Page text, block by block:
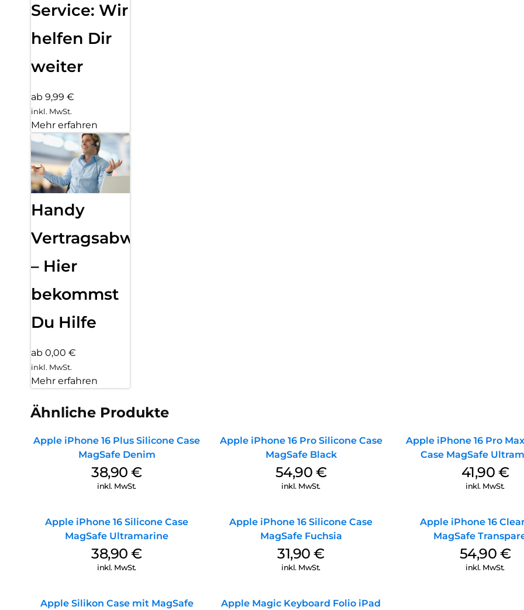
Service: Wir
helfen Dir
weiter
ab 9,99 €
inkl. MwSt.
Mehr erfahren
Handy
Vertragsabwicklung
– Hier
bekommst
Du Hilfe
ab 0,00 €
inkl. MwSt.
Mehr erfahren
Ähnliche Produkte
Apple iPhone 16 Plus Silicone Case
MagSafe Denim
38,90€
inkl. MwSt.
Apple iPhone 16 Pro Silicone Case
MagSafe Black
54,90 €
inkl. MwSt.
Apple iPhone 16 Pro
Case MagSafe
41,90 €
inkl. MwSt.
Apple iPhone 16 Silicone Case
MagSafe Ultramarine
38,90€
inkl. MwSt.
Apple iPhone 16 Silicone Case
MagSafe Fuchsia
31,90€
inkl. MwSt.
Apple iPhone 16
MagSafe
54,90 €
inkl. MwSt.
Apple Silikon Case mit MagSafe
Apple Magic Keyboard Folio iPad